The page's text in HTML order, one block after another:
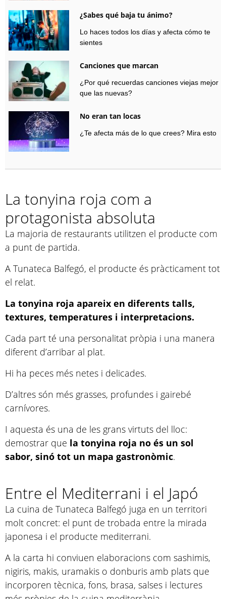
¿Sabes qué baja tu ánimo?
Lo haces todos los días y afecta cómo te
sientes
Canciones que marcan
¿Por qué recuerdas canciones viejas mejor
que las nuevas?
No eran tan locas
¿Te afecta más de lo que crees? Mira esto
La tonyina roja com a
protagonista absoluta
La majoria de restaurants utilitzen el producte com
a punt de partida.
A Tunateca Balfegó, el producte és pràcticament tot
el relat.
La tonyina roja apareix en diferents talls,
textures, temperatures i interpretacions.
Cada part té una personalitat pròpia i una manera
diferent d’arribar al plat.
Hi ha peces més netes i delicades.
D’altres són més grasses, profundes i gairebé
carnívores.
I aquesta és una de les grans virtuts del lloc:
demostrar que la tonyina roja no és un sol
sabor, sinó tot un mapa gastronòmic.
Entre el Mediterrani i el Japó
La cuina de Tunateca Balfegó juga en un territori
molt concret: el punt de trobada entre la mirada
japonesa i el producte mediterrani.
A la carta hi conviuen elaboracions com sashimis,
nigiris, makis, uramakis o donburis amb plats que
incorporen tècnica, fons, brasa, salses i lectures